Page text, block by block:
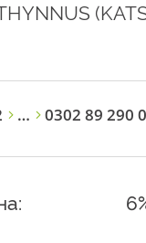
… 0302 89 290 0